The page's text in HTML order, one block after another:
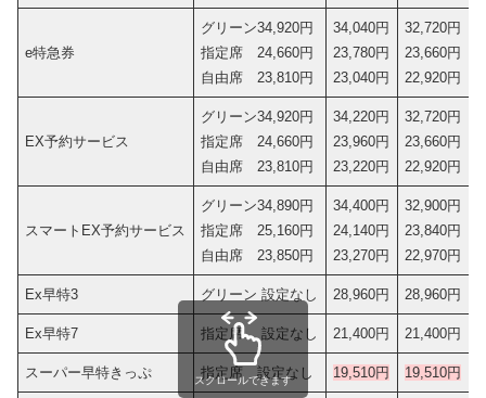
e特急券
グリーン34,920円
指定席 24,660円
自由席 23,810円
34,040円
23,780円
23,040円
32,720円
23,660円
22,920円
EX予約サービス
グリーン34,920円
指定席 24,660円
自由席 23,810円
34,220円
23,960円
23,220円
32,720円
23,660円
22,920円
スマートEX予約サービス
グリーン34,890円
指定席 25,160円
自由席 23,850円
34,400円
24,140円
23,270円
32,900円
23,840円
22,970円
Ex早特3 グリーン 設定なし 28,960円 28,960円
Ex早特7 指定席 設定なし 21,400円 21,400円
スーパー早特きっぷ 指定席 設定なし 19,510円 19,510円
スクロールできます